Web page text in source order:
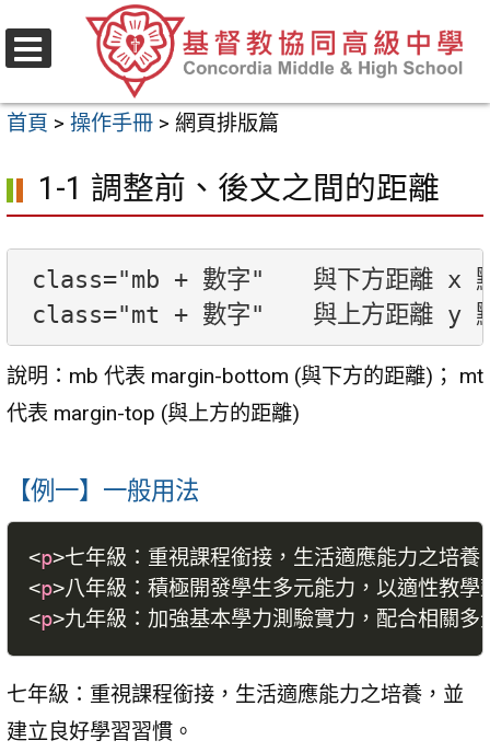
至
要
容
首頁 > 操作手冊 > 網頁排版篇
1-1 調整前、後文之間的距離
class="mb + 數字"　　與下方距離
說明：mb 代表 margin-bottom (與下方的距離)； mt
代表 margin-top (與上方的距離)
【例一】一般用法
<p>七年級：重視課程銜接，生活適應能力之培
<p>八年級：積極開發學生多元能力，以適性教
<p>九年級：加強基本學力測驗實力，配合相關
七年級：重視課程銜接，生活適應能力之培養，並
建立良好學習習慣。
選
單